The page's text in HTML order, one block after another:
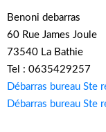
Benoni debarras
60 Rue James Joule
73540 La Bathie
Tel : 0635429257
Débarras bureau Ste
Débarras bureau Ste